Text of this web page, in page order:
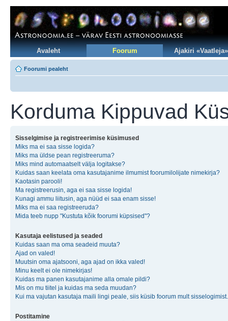
Avaleht Foorum Ajakiri «Vaatleja»
Foorumi pealeht
Korduma Kippuvad
Sisselgimise ja registreerimise küsimused
Miks ma ei saa sisse logida?
Miks ma üldse pean registreeruma?
Miks mind automaatselt välja logitakse?
Kuidas saan keelata oma kasutajanime ilmumist foorumilolijate nimekirja?
Kaotasin parooli!
Ma registreerusin, aga ei saa sisse logida!
Kunagi ammu liitusin, aga nüüd ei saa enam sisse!
Miks ma ei saa registreeruda?
Mida teeb nupp "Kustuta kõik foorumi küpsised"?
Kasutaja eelistused ja seaded
Kuidas saan ma oma seadeid muuta?
Ajad on valed!
Muutsin oma ajatsooni, aga ajad on ikka valed!
Minu keelt ei ole nimekirjas!
Kuidas ma panen kasutajanime alla omale pildi?
Mis on mu tiitel ja kuidas ma seda muudan?
Kui ma vajutan kasutaja maili lingi peale, siis küsib foorum mult sisselogimist.
Postitamine